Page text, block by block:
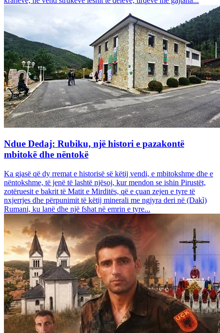
Ndue Dedaj: Rubiku, një histori e pazakontë
mbitokë dhe nëntokë
Ka gjasë që dy rremat e historisë së këtij vendi, e mbitokshme dhe e
nëntokshme, të jenë të lashtë njësoj, kur mendon se ishin Pirustët,
zotëruesit e bakrit të Matit e Mirditës, që e çuan zejen e tyre të
nxjerrjes dhe përpunimit të këtij minerali me ngjyra deri në (Dakì)
Rumani, ku lanë dhe një fshat në emrin e tyre...